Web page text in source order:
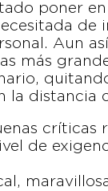
poner
Aun
más
la distancia
críticas
de